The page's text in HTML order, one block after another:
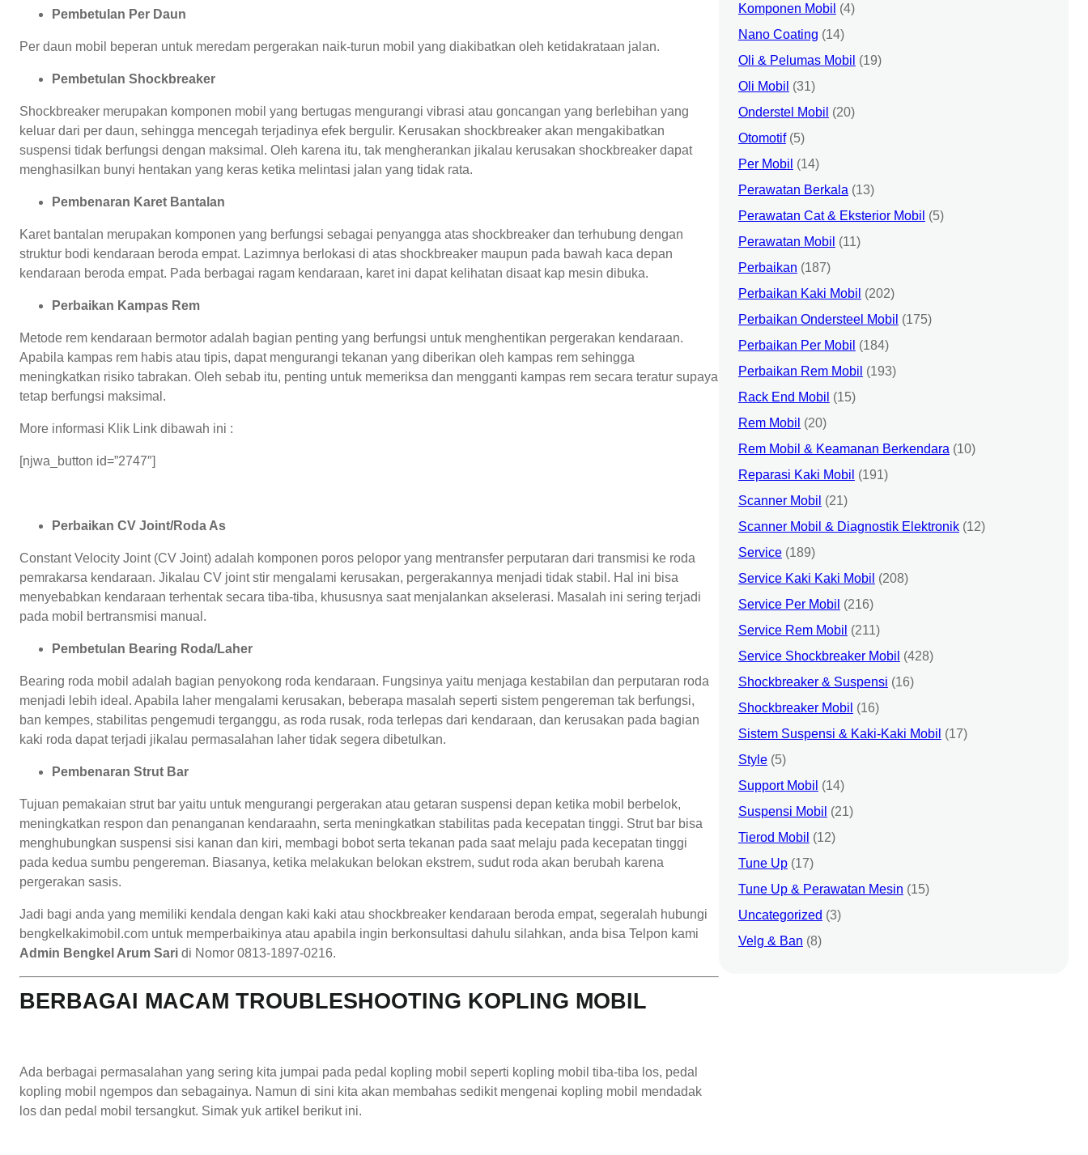
Pembetulan Per Daun
Per daun mobil beperan untuk meredam pergerakan naik-turun mobil yang diakibatkan oleh ketidakrataan jalan.
Pembetulan Shockbreaker
Shockbreaker merupakan komponen mobil yang bertugas mengurangi vibrasi atau goncangan yang berlebihan yang
keluar dari per daun, sehingga mencegah terjadinya efek bergulir. Kerusakan shockbreaker akan mengakibatkan
suspensi tidak berfungsi dengan maksimal. Oleh karena itu, tak mengherankan jikalau kerusakan shockbreaker dapat
menghasilkan bunyi hentakan yang keras ketika melintasi jalan yang tidak rata.
Pembenaran Karet Bantalan
Karet bantalan merupakan komponen yang berfungsi sebagai penyangga atas shockbreaker dan terhubung dengan
struktur bodi kendaraan beroda empat. Lazimnya berlokasi di atas shockbreaker maupun pada bawah kaca depan
kendaraan beroda empat. Pada berbagai ragam kendaraan, karet ini dapat kelihatan disaat kap mesin dibuka.
Perbaikan Kampas Rem
Metode rem kendaraan bermotor adalah bagian penting yang berfungsi untuk menghentikan pergerakan kendaraan.
Apabila kampas rem habis atau tipis, dapat mengurangi tekanan yang diberikan oleh kampas rem sehingga
meningkatkan risiko tabrakan. Oleh sebab itu, penting untuk memeriksa dan mengganti kampas rem secara teratur supaya
tetap berfungsi maksimal.
More informasi Klik Link dibawah ini :
[njwa_button id=”2747″]
Perbaikan CV Joint/Roda As
Constant Velocity Joint (CV Joint) adalah komponen poros pelopor yang mentransfer perputaran dari transmisi ke roda
pemrakarsa kendaraan. Jikalau CV joint stir mengalami kerusakan, pergerakannya menjadi tidak stabil. Hal ini bisa
menyebabkan kendaraan terhentak secara tiba-tiba, khususnya saat menjalankan akselerasi. Masalah ini sering terjadi
pada mobil bertransmisi manual.
Pembetulan Bearing Roda/Laher
Bearing roda mobil adalah bagian penyokong roda kendaraan. Fungsinya yaitu menjaga kestabilan dan perputaran roda
menjadi lebih ideal. Apabila laher mengalami kerusakan, beberapa masalah seperti sistem pengereman tak berfungsi,
ban kempes, stabilitas pengemudi terganggu, as roda rusak, roda terlepas dari kendaraan, dan kerusakan pada bagian
kaki roda dapat terjadi jikalau permasalahan laher tidak segera dibetulkan.
Pembenaran Strut Bar
Tujuan pemakaian strut bar yaitu untuk mengurangi pergerakan atau getaran suspensi depan ketika mobil berbelok,
meningkatkan respon dan penanganan kendaraahn, serta meningkatkan stabilitas pada kecepatan tinggi. Strut bar bisa
menghubungkan suspensi sisi kanan dan kiri, membagi bobot serta tekanan pada saat melaju pada kecepatan tinggi
pada kedua sumbu pengereman. Biasanya, ketika melakukan belokan ekstrem, sudut roda akan berubah karena
pergerakan sasis.
Jadi bagi anda yang memiliki kendala dengan kaki kaki atau shockbreaker kendaraan beroda empat, segeralah hubungi
bengkelkakimobil.com untuk memperbaikinya atau apabila ingin berkonsultasi dahulu silahkan, anda bisa Telpon kami
Admin Bengkel Arum Sari di Nomor 0813-1897-0216.
BERBAGAI MACAM TROUBLESHOOTING KOPLING MOBIL
Ada berbagai permasalahan yang sering kita jumpai pada pedal kopling mobil seperti kopling mobil tiba-tiba los, pedal
kopling mobil ngempos dan sebagainya. Namun di sini kita akan membahas sedikit mengenai kopling mobil mendadak
los dan pedal mobil tersangkut. Simak yuk artikel berikut ini.
Komponen Mobil (4)
Nano Coating (14)
Oli & Pelumas Mobil (19)
Oli Mobil (31)
Onderstel Mobil (20)
Otomotif(5)
Per Mobil (14)
Perawatan Berkala (13)
Perawatan Cat & Eksterior Mobil (5)
Perawatan Mobil (11)
Perbaikan (187)
Perbaikan Kaki Mobil (202)
Perbaikan Ondersteel Mobil (175)
Perbaikan Per Mobil (184)
Perbaikan Rem Mobil (193)
Rack End Mobil (15)
Rem Mobil (20)
Rem Mobil & Keamanan Berkendara (10)
Reparasi Kaki Mobil (191)
Scanner Mobil (21)
Scanner Mobil & Diagnostik Elektronik(12)
Service(189)
Service Kaki Kaki Mobil (208)
Service Per Mobil (216)
Service Rem Mobil (211)
Service Shockbreaker Mobil (428)
Shockbreaker & Suspensi (16)
Shockbreaker Mobil (16)
Sistem Suspensi & Kaki-Kaki Mobil (17)
Style(5)
Support Mobil (14)
Suspensi Mobil (21)
Tierod Mobil (12)
Tune Up(17)
Tune Up & Perawatan Mesin (15)
Uncategorized (3)
Velg & Ban (8)